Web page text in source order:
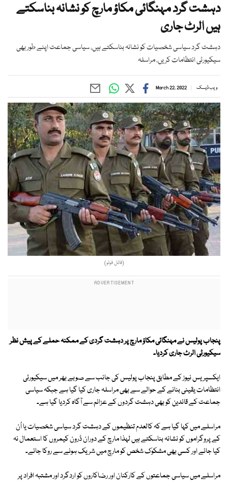
دہشت گرد مہنگائی مکاؤ مارچ کو نشانہ بناسکتے
ہیں الرٹ جاری
دہشت گرد سیاسی شخصیات کو نشانہ بناسکتے ہیں، سیاسی جماعت اپنے طور بھی
سیکیورٹی انتظامات کریں، مراسلہ
ویب ڈیسک March 22, 2022
(فائل فوٹو)
پنجاب پولیس نے مہنگائی مکاؤ مارچ پر دہشت گردی کے ممکنہ حملے کے پیش نظر
سیکیورٹی الرٹ جاری کردیا۔
ایکسپریس نیوز کے مطابق پنجاب پولیس کی جانب سے صوبے بھر میں سیکیورٹی
انتظامات یقینی بنانے کے حوالے سے بھی مراسلہ جاری کیا گیا ہے جبکہ سیاسی
جماعت کے قائدین کو بھی دہشت گردوں کے عزائم سے آگاہ کردیا گیا ہے۔
مراسلے میں کہا گیا ہے کہ کالعدم تنظیموں کے دہشت گرد سیاسی شخصیات یا اُن
کے پروگراموں کو نشانہ بناسکتے ہیں لہذا مارچ کے دوران ڈرون کیمروں کا استعمال نہ
کیا جائے اور کسی بھی مشکوک شخص کو مارچ میں شریک ہونے سے روکا جائے۔
مراسلے میں سیاسی جماعتوں کے کارکنان اور رضاکاروں کو اردگرد اور مشتبہ افراد پر